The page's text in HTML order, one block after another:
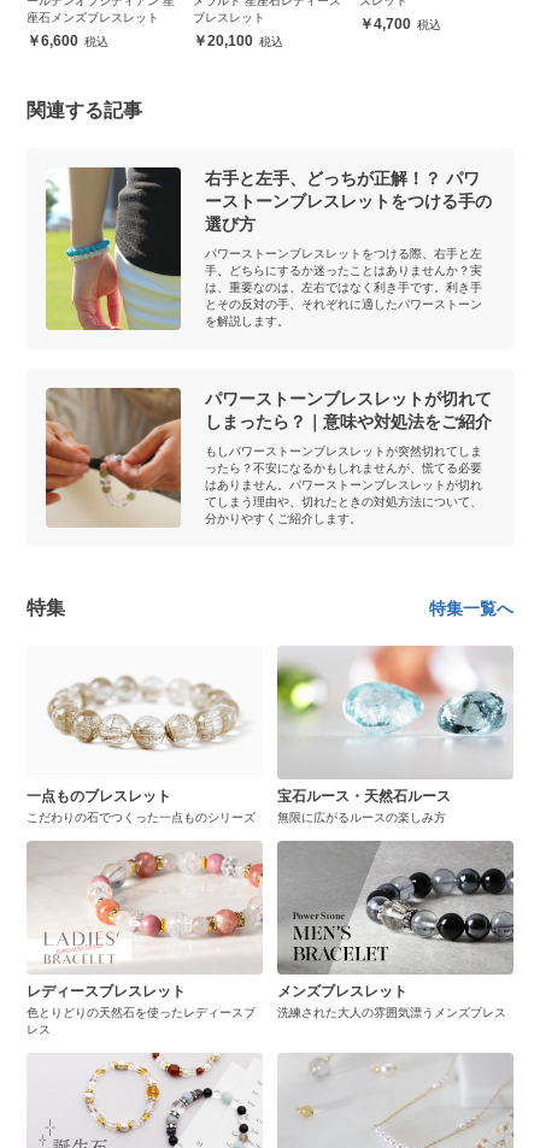
座石メンズブレスレット
6,600
ブレスレット
20,100
4,700
関連する記事
右手と左手、どっちが正解！？ パワ
ーストーンブレスレットをつける手の
選び方
パワーストーンブレスレットをつける際、右手と左
手、どちらにするか迷ったことはありませんか？実
は、重要なのは、左右ではなく利き手です。利き手
とその反対の手、それぞれに適したパワーストーン
を解説します。
パワーストーンブレスレットが切れて
しまったら？｜意味や対処法をご紹介
もしパワーストーンブレスレットが突然切れてしま
ったら？不安になるかもしれませんが、慌てる必要
はありません。パワーストーンブレスレットが切れ
てしまう理由や、切れたときの対処方法について、
分かりやすくご紹介します。
特集 特集一覧へ
一点ものブレスレット
こだわりの石でつくった一点ものシリーズ
宝石ルース・天然石ルース
無限に広がるルースの楽しみ方
レディースブレスレット
色とりどりの天然石を使ったレディースブ
レス
メンズブレスレット
洗練された大人の雰囲気漂うメンズブレス